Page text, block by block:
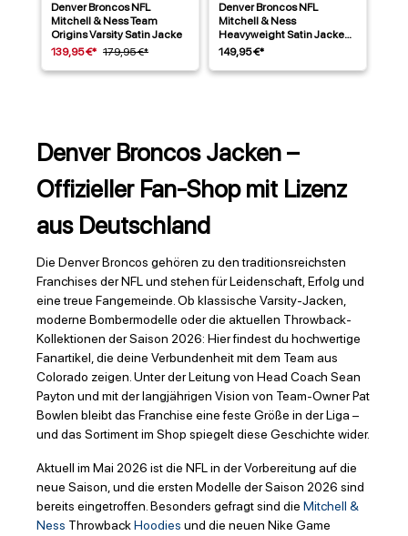
Denver Broncos NFL
Mitchell & Ness Team
Origins Varsity Satin Jacke
139,95 €* 179,95 €*
Denver Broncos NFL
Mitchell & Ness
Heavyweight Satin Jacke
Blau
149,95 €*
Denver Broncos Jacken –
Offizieller Fan-Shop mit Lizenz
aus Deutschland
Die Denver Broncos gehören zu den traditionsreichsten
Franchises der NFL und stehen für Leidenschaft, Erfolg und
eine treue Fangemeinde. Ob klassische Varsity-Jacken,
moderne Bombermodelle oder die aktuellen Throwback-
Kollektionen der Saison 2026: Hier findest du hochwertige
Fanartikel, die deine Verbundenheit mit dem Team aus
Colorado zeigen. Unter der Leitung von Head Coach Sean
Payton und mit der langjährigen Vision von Team-Owner Pat
Bowlen bleibt das Franchise eine feste Größe in der Liga –
und das Sortiment im Shop spiegelt diese Geschichte wider.
Aktuell im Mai 2026 ist die NFL in der Vorbereitung auf die
neue Saison, und die ersten Modelle der Saison 2026 sind
bereits eingetroffen. Besonders gefragt sind die Mitchell &
Ness ThrowbackHoodies und die neuen Nike Game